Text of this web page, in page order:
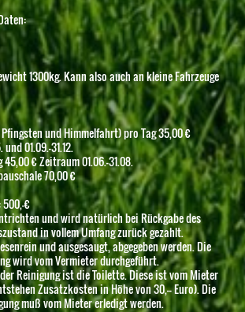
1300kg. Kann also auch an kleine Fahrzeuge
und Himmelfahrt) pro Tag 35,00 €
01.09.-31.12.
€ Zeitraum 01.06.-31.08.
70,00 €
€
und wird natürlich bei Rückgabe des
in vollem Umfang zurück gezahlt.
und ausgesaugt, abgegeben werden. Die
wird vom Vermieter durchgeführt.
Reinigung ist die Toilette. Diese ist vom Mieter
Zusatzkosten in Höhe von 30,-- Euro). Die
muß vom Mieter erledigt werden.